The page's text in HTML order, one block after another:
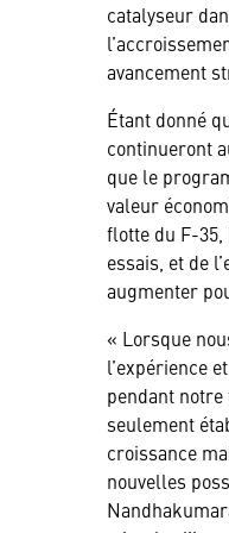
catalyseur
avancement
Étant donné
continueront
que le
valeur
flotte du F-
essais, et de
augmenter
« Lorsque
l’expérience
pendant
seulement
croissance
nouvelles